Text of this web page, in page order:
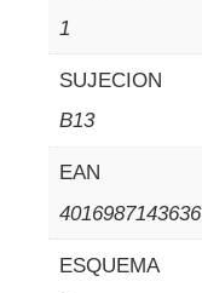
1
SUJECION
B13
EAN
4016987143636
ESQUEMA